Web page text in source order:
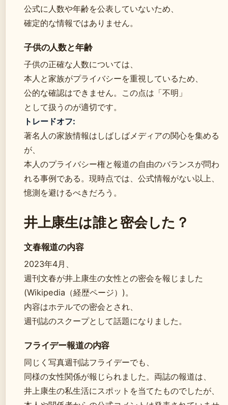
公式に人数や年齢を公表していないため、
確定的な情報ではありません。
子供の人数と年齢
子供の正確な人数については、
本人と家族がプライバシーを重視しているため、
公的な確認はできません。この点は「不明」
として扱うのが適切です。
トレードオフ:
著名人の家族情報はしばしばメディアの関心を集める
が、
本人のプライバシー権と報道の自由のバランスが問わ
れる事例である。現時点では、公式情報がない以上、
憶測を避けるべきだろう。
井上康生は誰と密会した？
文春報道の内容
2023年4月、
週刊文春が井上康生の女性との密会を報じました
(Wikipedia（経歴ページ）)。
内容はホテルでの密会とされ、
週刊誌のスクープとして話題になりました。
フライデー報道の内容
同じく写真週刊誌フライデーでも、
同様の女性関係が報じられました。両誌の報道は、
井上康生の私生活にスポットを当てたものでしたが、